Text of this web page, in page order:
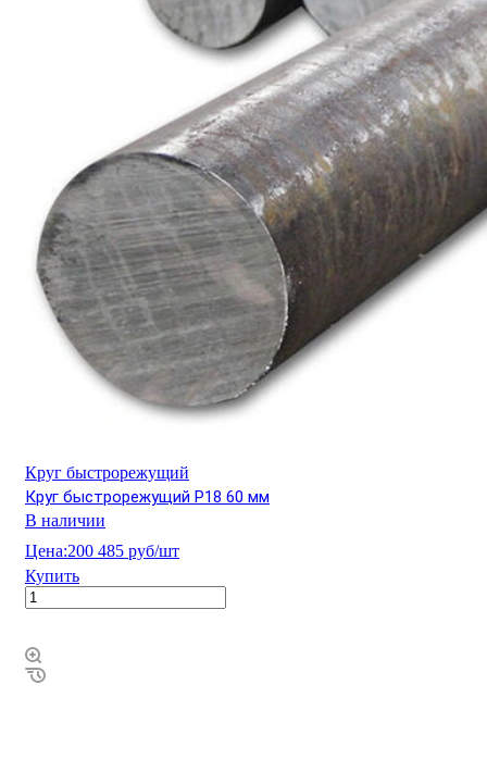
Круг быстрорежущий
Круг быстрорежущий Р18 60 мм
В наличии
Цена:200 485 руб/шт
Купить